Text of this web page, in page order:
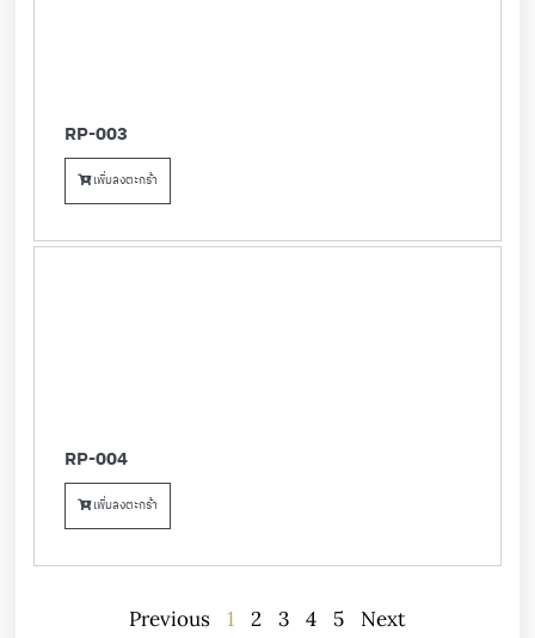
RP-003
เพิ่มลงตะกร้า
RP-004
เพิ่มลงตะกร้า
Previous 1 2 3 4 5 Next